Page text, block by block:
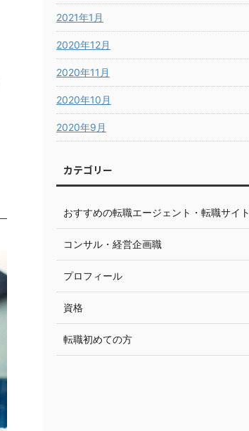
2021年1月
2020年12月
2020年11月
2020年10月
2020年9月
カテゴリー
おすすめの転職エージェント・転職サイト
コンサル・経営企画職
プロフィール
資格
転職初めての方